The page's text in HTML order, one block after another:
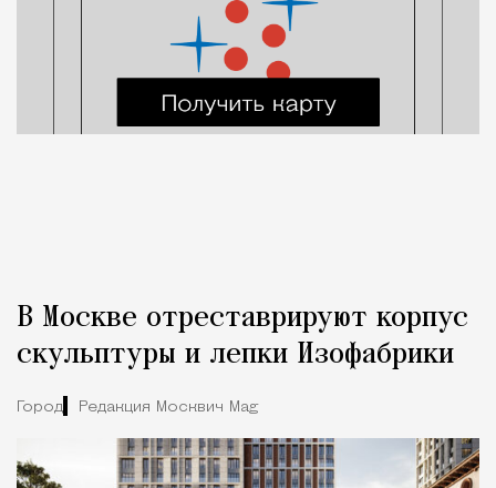
В Москве отреставрируют корпус
скульптуры и лепки Изофабрики
Город Редакция Москвич Mag